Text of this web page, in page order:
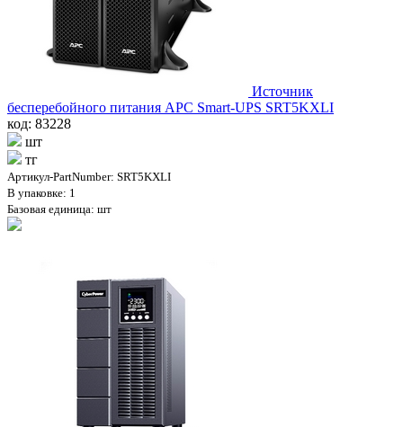
Источник
бесперебойного питания APC Smart-UPS SRT5KXLI
код: 83228
шт
тг
Артикул-PartNumber: SRT5KXLI
В упаковке: 1
Базовая единица: шт